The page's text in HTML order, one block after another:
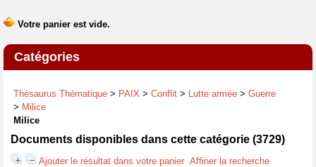
Catégories
Thésaurus Thématique > PAIX > Conflit > Lutte armée > Guerre
> Milice
Milice
Documents disponibles dans cette catégorie (3729)
Ajouter le résultat dans votre panier Affiner la recherche